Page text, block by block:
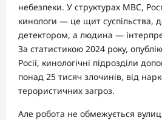
небезпеки. У структурах МВС,
кинологи — це щит суспільства,
детектором, а людина —
За статистикою 2024 року,
Росії, кинологічні підрозділи
понад 25 тисяч злочинів, від
терористичних загроз.
Але робота не обмежується